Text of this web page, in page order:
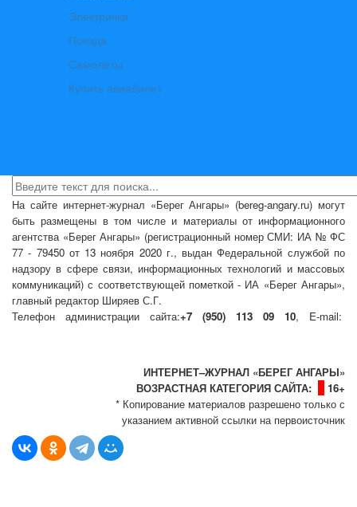
Электрички
Поезда
Самолеты
Купить авиабилет
На сайте интернет-журнал «Берег Ангары» (bereg-angary.ru) могут
быть размещены в том числе и материалы от информационного
агентства «Берег Ангары» (регистрационный номер СМИ: ИА № ФС
77 - 79450 от 13 ноября 2020 г., выдан Федеральной службой по
надзору в сфере связи, информационных технологий и массовых
коммуникаций) с соответствующей пометкой - ИА «Берег Ангары»,
главный редактор Ширяев С.Г.
Телефон администрации сайта:+7 (950) 113 09 10, E-mail:
ИНТЕРНЕТ–ЖУРНАЛ «БЕРЕГ АНГАРЫ»
ВОЗРАСТНАЯ КАТЕГОРИЯ САЙТА:
16+
* Копирование материалов разрешено только с
указанием активной ссылки на первоисточник